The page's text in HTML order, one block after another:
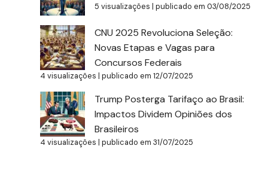
5 visualizações |publicado em 03/08/2025
CNU 2025 Revoluciona Seleção:
Novas Etapas e Vagas para
Concursos Federais
4 visualizações |publicado em 12/07/2025
Trump Posterga Tarifaço ao Brasil:
Impactos Dividem Opiniões dos
Brasileiros
4 visualizações |publicado em 31/07/2025